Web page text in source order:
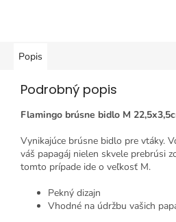
Popis
Podrobný popis
Flamingo brúsne bidlo M
Vynikajúce brúsne bidlo pre vtáky.
váš papagáj nielen skvele prebrúsi
tomto prípade ide o veľkosť M.
Pekný dizajn
Vhodné na údržbu vašich